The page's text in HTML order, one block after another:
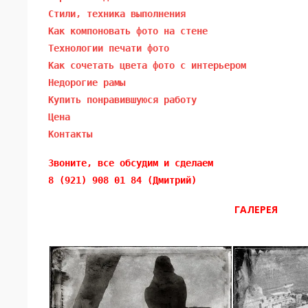
Стили, техника выполнения
Как компоновать фото на стене
Технологии печати фото
Как сочетать цвета фото с интерьером
Недорогие рамы
Купить понравившуюся работу
Цена
Контакты
Звоните, все обсудим и сделаем
8 (921) 908 01 84 (Дмитрий)
ГАЛЕРЕЯ